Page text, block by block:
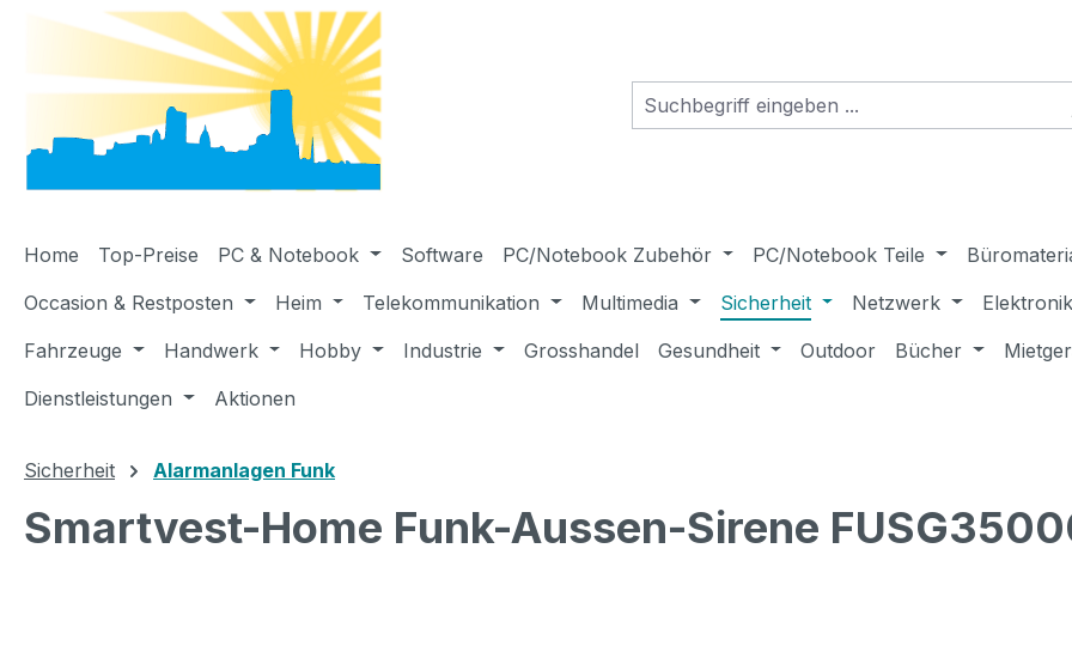
Hauptinhalt springen
Zur Suche springen
Zur Hauptnavigation springen
Home Top-Preise PC & Notebook Software PC/Notebook Zubehör PC/Notebook Teile
Occasion & Restposten
Heim Telekommunikation Multimedia Sicherheit Netzwerk Elektronik
Fahrzeuge
Handwerk Hobby Industrie Grosshandel Gesundheit Outdoor Bücher
Dienstleistungen
Aktionen
Sicherheit Alarmanlagen Funk
Smartvest-Home Funk-Aussen-Sirene